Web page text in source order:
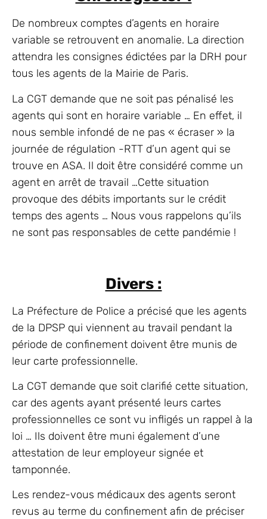
De nombreux comptes d’agents en horaire
variable se retrouvent en anomalie. La direction
attendra les consignes édictées par la DRH pour
tous les agents de la Mairie de Paris.
La CGT demande que ne soit pas pénalisé les
agents qui sont en horaire variable … En effet, il
nous semble infondé de ne pas « écraser » la
journée de régulation -RTT d’un agent qui se
trouve en ASA. Il doit être considéré comme un
agent en arrêt de travail …Cette situation
provoque des débits importants sur le crédit
temps des agents … Nous vous rappelons qu’ils
ne sont pas responsables de cette pandémie !
Divers :
La Préfecture de Police a précisé que les agents
de la DPSP qui viennent au travail pendant la
période de confinement doivent être munis de
leur carte professionnelle.
La CGT demande que soit clarifié cette situation,
car des agents ayant présenté leurs cartes
professionnelles ce sont vu infligés un rappel à la
loi … Ils doivent être muni également d’une
attestation de leur employeur signée et
tamponnée.
Les rendez-vous médicaux des agents seront
revus au terme du confinement afin de préciser